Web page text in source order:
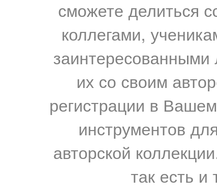
сможете делиться
коллегами,
их со своим
регистрации в
инструментов
авторской
так есть и